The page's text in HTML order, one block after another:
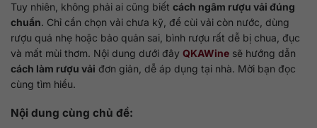
Tuy nhiên, không phải ai cũng biết cách ngâm rượu vải đúng
chuẩn. Chỉ cần chọn vải chưa kỹ, để cùi vải còn nước, dùng
rượu quá nhẹ hoặc bảo quản sai, bình rượu rất dễ bị chua, đục
và mất mùi thơm. Nội dung dưới đây QKAWine sẽ hướng dẫn
cách làm rượu vải đơn giản, dễ áp dụng tại nhà. Mời bạn đọc
cùng tìm hiểu.
Nội dung cùng chủ đề: